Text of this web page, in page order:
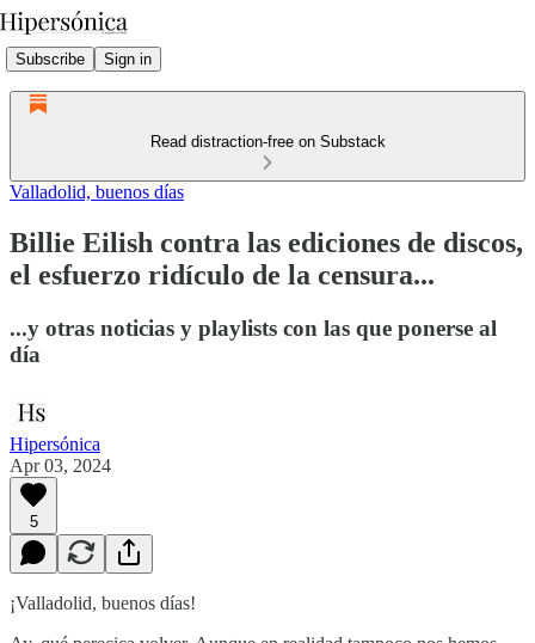
Subscribe Sign in
Read distraction-free on Substack
Valladolid, buenos días
Billie Eilish contra las ediciones de discos,
el esfuerzo ridículo de la censura...
...y otras noticias y playlists con las que ponerse al
día
Hipersónica
Apr 03, 2024
5
¡Valladolid, buenos días!